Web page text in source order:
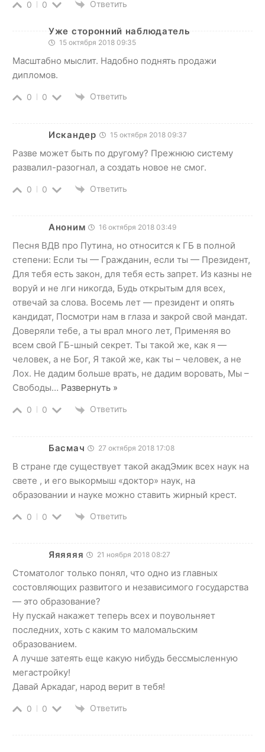
0 0 Ответить
Уже сторонний наблюдатель
15 октября 2018 09:35
Масштабно мыслит. Надобно поднять продажи
дипломов.
0 0 Ответить
Искандер 15 октября 2018 09:37
Разве может быть по другому? Прежнюю систему
развалил-разогнал, а создать новое не смог.
0 0 Ответить
Аноним 16 октября 2018 03:49
Песня ВДВ про Путина, но относится к ГБ в полной
степени: Если ты — Гражданин, если ты — Президент,
Для тебя есть закон, для тебя есть запрет. Из казны не
воруй и не лги никогда, Будь открытым для всех,
отвечай за слова. Восемь лет — президент и опять
кандидат, Посмотри нам в глаза и закрой свой мандат.
Доверяли тебе, а ты врал много лет, Применяя во
всем свой ГБ-шный секрет. Ты такой же, как я —
человек, а не Бог, Я такой же, как ты – человек, а не
Лох. Не дадим больше врать, не дадим воровать, Мы –
Свободы… Развернуть »
0 0 Ответить
Басмач 27 октября 2018 17:08
В стране где существует такой акадЭмик всех наук на
свете , и его выкормыш «доктор» наук, на
образовании и науке можно ставить жирный крест.
0 0 Ответить
Яяяяяя 21 ноября 2018 08:27
Стоматолог только понял, что одно из главных
состовляющих развитого и независимого государства
— это образование?
Ну пускай накажет теперь всех и поувольняет
последних, хоть с каким то маломальским
образованием.
А лучше затеять еще какую нибудь бессмысленную
мегастройку!
Давай Аркадаг, народ верит в тебя!
0 0 Ответить